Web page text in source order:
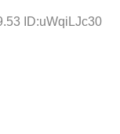
ID:uWqiLJc30